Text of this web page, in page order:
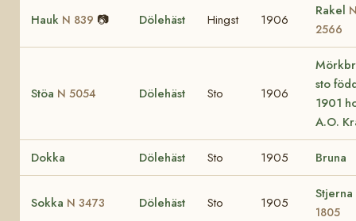
Hauk N 839 📷 Dölehäst Hingst 1906
Rakel
2566
Stöa N 5054 Dölehäst Sto 1906
sto
1901
A.O.
Dokka Dölehäst Sto 1905 Bruna
Sokka N 3473 Dölehäst Sto 1905
Stjerna
1805